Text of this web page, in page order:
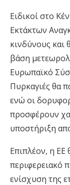
Eιδικοί στο
Εκτάκτων
κινδύνους και
βάση
Ευρωπαϊκό
Πυρκαγιές θα
ενώ οι
προσφέρουν
υποστήριξη
Επιπλέον, η ΕΕ
περιφερειακό
ενίσχυση της